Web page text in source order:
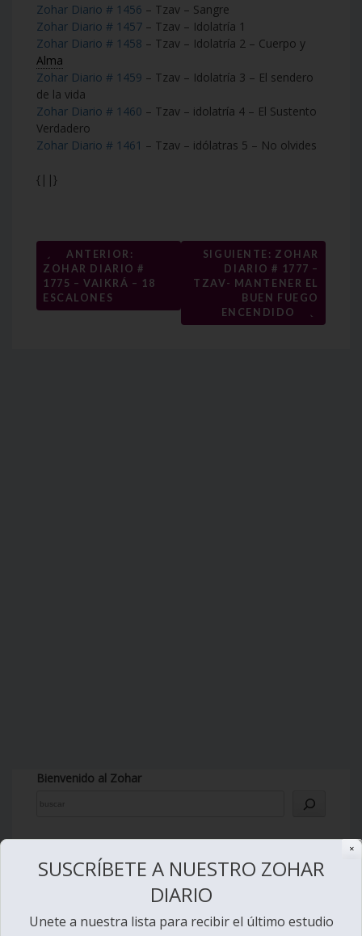
Zohar Diario # 1456 – Tzav – Sangre
Zohar Diario # 1457 – Tzav – Idolatría 1
Zohar Diario # 1458 – Tzav – Idolatría 2 – Cuerpo y
Alma
Zohar Diario # 1459 – Tzav – Idolatría 3 – El sendero
de la vida
Zohar Diario # 1460 – Tzav – idolatría 4 – El Sustento
Verdadero
Zohar Diario # 1461 – Tzav – idólatras 5 – No olvides
{||}
Navegación
de
entradas
←
ANTERIOR:
ZOHAR DIARIO #
1775 – VAIKRÁ – 18
ESCALONES
SIGUIENTE: ZOHAR
DIARIO # 1777 –
TZAV- MANTENER EL
BUEN FUEGO
ENCENDIDO
→
Bienvenido al Zohar
Ver videos de Lectura de la Torá
✕
SUSCRÍBETE A NUESTRO ZOHAR
DIARIO
Unete a nuestra lista para recibir el último estudio